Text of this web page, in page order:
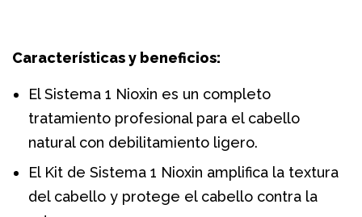
Características y beneficios:
El Sistema 1 Nioxin es un completo
tratamiento profesional para el cabello
natural con debilitamiento ligero.
El Kit de Sistema 1 Nioxin amplifica la textura
del cabello y protege el cabello contra la